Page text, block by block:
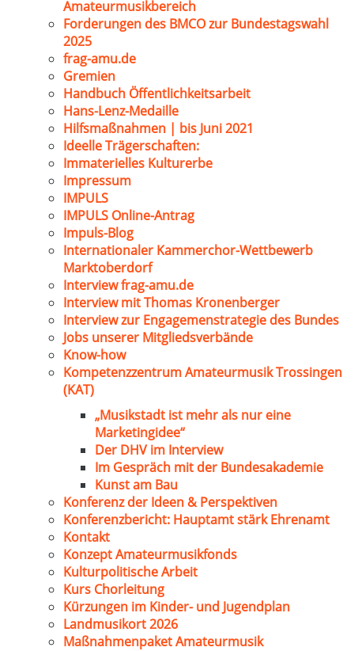
Amateurmusikbereich
Forderungen des BMCO zur Bundestagswahl
2025
frag-amu.de
Gremien
Handbuch Öffentlichkeitsarbeit
Hans-Lenz-Medaille
Hilfsmaßnahmen | bis Juni 2021
Ideelle Trägerschaften:
Immaterielles Kulturerbe
Impressum
IMPULS
IMPULS Online-Antrag
Impuls-Blog
Internationaler Kammerchor-Wettbewerb
Marktoberdorf
Interview frag-amu.de
Interview mit Thomas Kronenberger
Interview zur Engagemenstrategie des Bundes
Jobs unserer Mitgliedsverbände
Know-how
Kompetenzzentrum Amateurmusik Trossingen
(KAT)
„Musikstadt ist mehr als nur eine
Marketingidee“
Der DHV im Interview
Im Gespräch mit der Bundesakademie
Kunst am Bau
Konferenz der Ideen & Perspektiven
Konferenzbericht: Hauptamt stärk Ehrenamt
Kontakt
Konzept Amateurmusikfonds
Kulturpolitische Arbeit
Kurs Chorleitung
Kürzungen im Kinder- und Jugendplan
Landmusikort 2026
Maßnahmenpaket Amateurmusik